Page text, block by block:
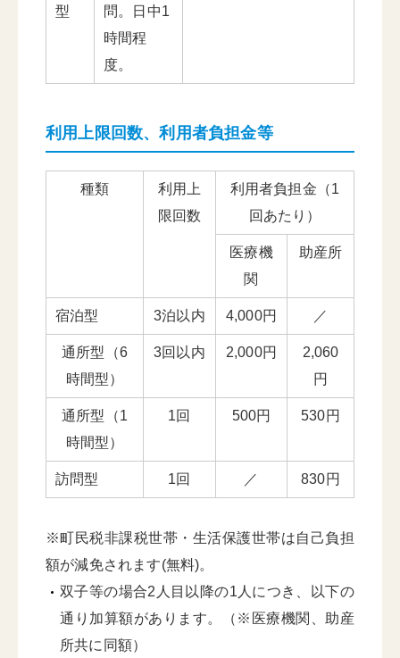
型
問。日中1
時間程
度。
利用上限回数、利用者負担金等
種類
利用上
限回数
利用者負担金（1
回あたり）
医療機
関
助産所
宿泊型 3泊以内 4,000円 ／
通所型（6
時間型）
3回以内 2,000円
2,060
円
通所型（1
時間型）
1回 500円 530円
訪問型 1回 ／ 830円
※町民税非課税世帯・生活保護世帯は自己負担
額が減免されます(無料)。
双子等の場合2人目以降の1人につき、以下の
通り加算額があります。（※医療機関、助産
所共に同額）